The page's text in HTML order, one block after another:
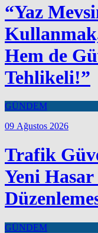
“Yaz
Hem de
Tehlikeli!”
GÜNDEM
09 Ağustos 2026
Trafik
Yeni
GÜNDEM